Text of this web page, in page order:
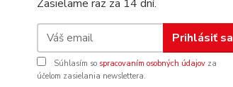
Zasielame raz za 14 dní.
Prihlásiť sa
Súhlasím so spracovaním osobných údajov za
účelom zasielania newslettera.